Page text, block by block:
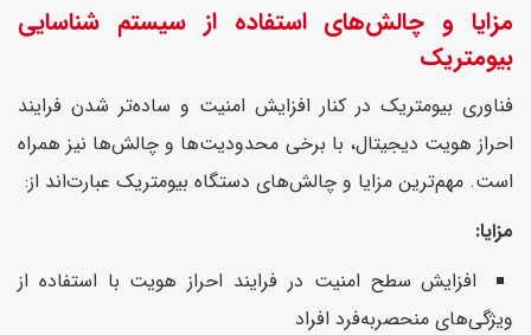
مزایا و چالش‌های استفاده از سیستم شناسایی
بیومتریک
فناوری بیومتریک در کنار افزایش امنیت و ساده‌تر شدن فرایند
احراز هویت دیجیتال، با برخی محدودیت‌ها و چالش‌ها نیز همراه
است. مهم‌ترین مزایا و چالش‌های دستگاه بیومتریک عبارت‌اند از:
مزایا:
افزایش سطح امنیت در فرایند احراز هویت با استفاده از
ویژگی‌های منحصربه‌فرد افراد